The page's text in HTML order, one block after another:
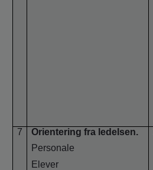
7
Orientering fra ledelsen.
Personale
Elever